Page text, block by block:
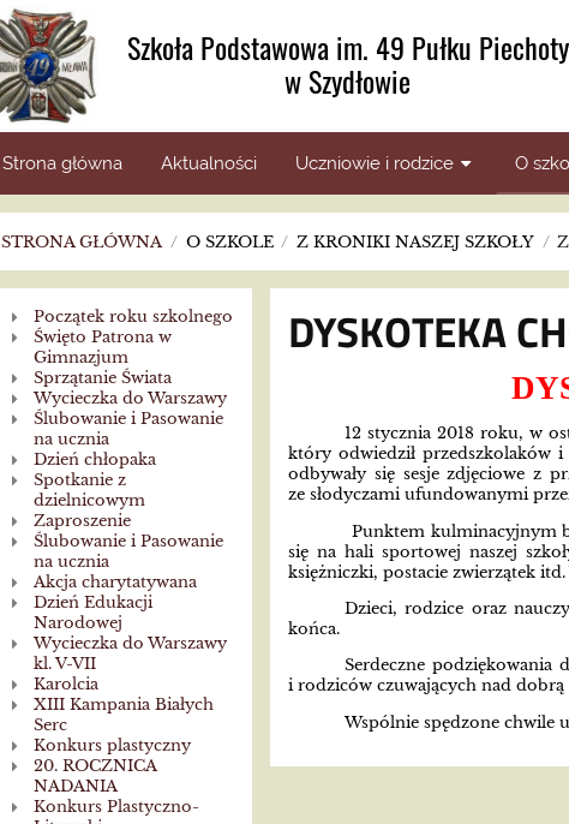
Szkoła Podstawowa im. 49 Pułku Piechoty
w Szydłowie
Strona główna Aktualności Uczniowie i rodzice O
STRONA GŁÓWNA / O SZKOLE / Z KRONIKI NASZEJ SZKOŁY /
kroniki
szkolnej
2017/2018
Początek roku szkolnego
Święto Patrona w
Gimnazjum
Sprzątanie Świata
Wycieczka do Warszawy
Ślubowanie i Pasowanie
na ucznia
Dzień chłopaka
Spotkanie z
dzielnicowym
Zaproszenie
Ślubowanie i Pasowanie
na ucznia
Akcja charytatywana
Dzień Edukacji
Narodowej
Wycieczka do Warszawy
kl. V-VII
Karolcia
XIII Kampania Białych
Serc
Konkurs plastyczny
20. ROCZNICA
NADANIA
Konkurs Plastyczno-
DYSKOTEKA
12 stycznia 2018 roku, w
który odwiedził przedszkolaków i
odbywały się sesje zdjęciowe z
ze słodyczami ufundowanymi
Punktem kulminacyjnym
się na hali sportowej naszej
księżniczki, postacie zwierzątek
Dzieci, rodzice oraz
końca.
Serdeczne podziękowania
i rodziców czuwających nad dobrą
Wspólnie spędzone chwile